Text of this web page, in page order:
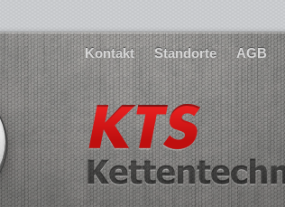
Kontakt Standorte AGB